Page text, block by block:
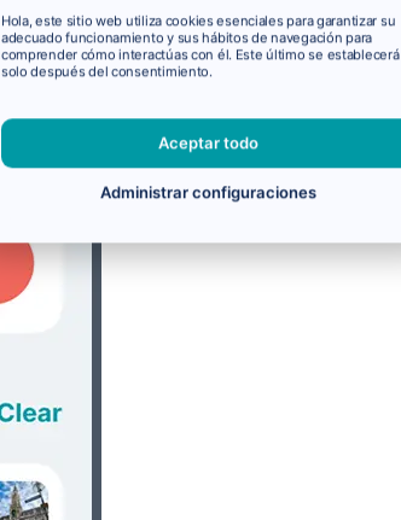
Hola, este sitio web utiliza cookies esenciales para garantizar su
adecuado funcionamiento y sus hábitos de navegación para
comprender cómo interactúas con él. Este último se establecerá
solo después del consentimiento.
Aceptar todo
Administrar configuraciones